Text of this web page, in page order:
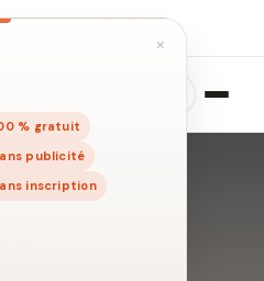
GRATUIT
×
% gratuit
publicité
inscription